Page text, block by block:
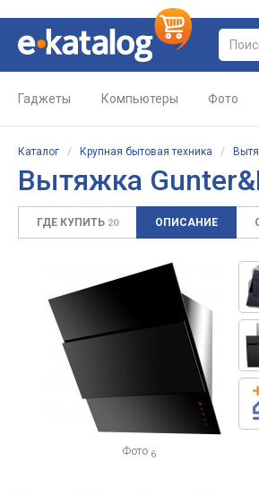
Гаджеты Компьютеры Фото
Каталог / Крупная бытовая техника /
Вытяжка
ГДЕ КУПИТЬ 20 ОПИСАНИЕ
Фото 6